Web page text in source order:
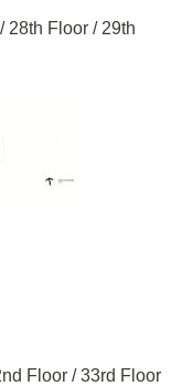
28th Floor / 29th
Floor / 33rd Floor